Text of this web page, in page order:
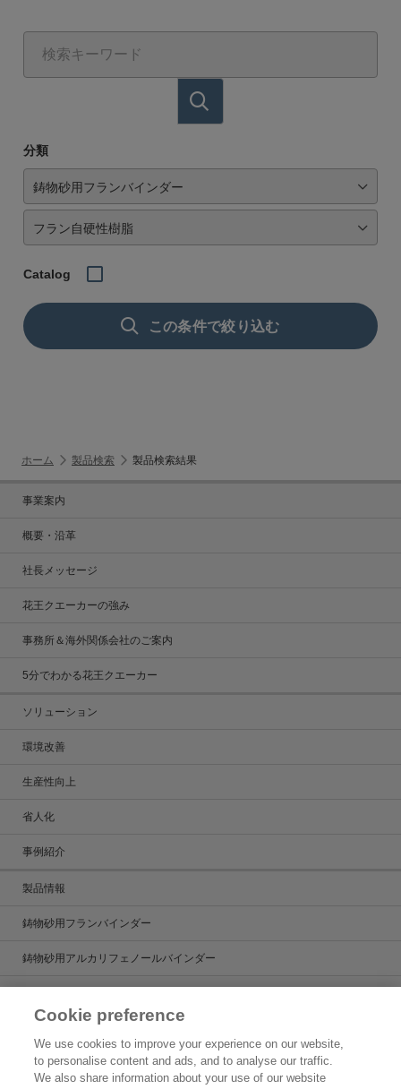
分類
Catalog
この条件で絞り込む
ホーム 製品検索 製品検索結果
事業案内
概要・沿革
社長メッセージ
花王クエーカーの強み
事務所＆海外関係会社のご案内
5分でわかる花王クエーカー
ソリューション
環境改善
生産性向上
省人化
事例紹介
製品情報
鋳物砂用フランバインダー
鋳物砂用アルカリフェノールバインダー
鋳造用人工砂
Cookie preference
We use cookies to improve your experience on our website,
to personalise content and ads, and to analyse our traffic.
We also share information about your use of our website